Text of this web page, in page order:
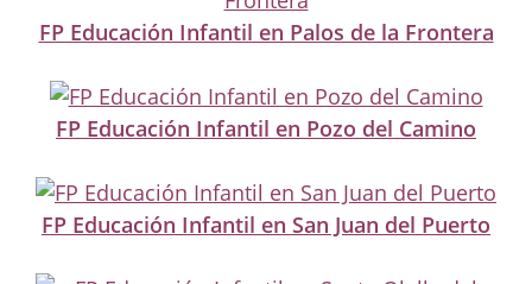
FP Educación Infantil en Palos de la Frontera
FP Educación Infantil en Pozo del Camino
FP Educación Infantil en San Juan del Puerto